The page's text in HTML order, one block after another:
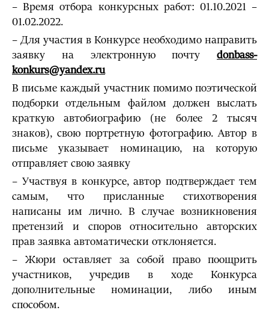
– Время отбора конкурсных работ: 01.10.2021 –
01.02.2022.
– Для участия в Конкурсе необходимо направить
заявку на электронную почту donbass-
konkurs@yandex.ru
В письме каждый участник помимо поэтической
подборки отдельным файлом должен выслать
краткую автобиографию (не более 2 тысяч
знаков), свою портретную фотографию. Автор в
письме указывает номинацию, на которую
отправляет свою заявку
– Участвуя в конкурсе, автор подтверждает тем
самым, что присланные стихотворения
написаны им лично. В случае возникновения
претензий и споров относительно авторских
прав заявка автоматически отклоняется.
– Жюри оставляет за собой право поощрить
участников, учредив в ходе Конкурса
дополнительные номинации, либо иным
способом.